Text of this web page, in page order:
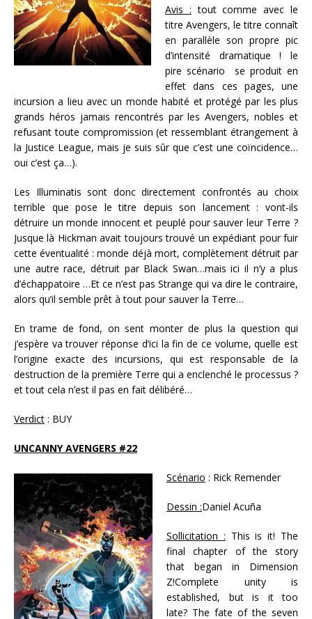
Avis : tout comme avec le
titre Avengers, le titre connaît
en parallèle son propre pic
d’intensité dramatique ! le
pire scénario se produit en
effet dans ces pages, une
incursion a lieu avec un monde habité et protégé par les plus
grands héros jamais rencontrés par les Avengers, nobles et
refusant toute compromission (et ressemblant étrangement à
la Justice League, mais je suis sûr que c’est une coïncidence…
oui c’est ça…).
Les Illuminatis sont donc directement confrontés au choix
terrible que pose le titre depuis son lancement : vont-ils
détruire un monde innocent et peuplé pour sauver leur Terre ?
Jusque là Hickman avait toujours trouvé un expédiant pour fuir
cette éventualité : monde déjà mort, complètement détruit par
une autre race, détruit par Black Swan…mais ici il n’y a plus
d’échappatoire …Et ce n’est pas Strange qui va dire le contraire,
alors qu’il semble prêt à tout pour sauver la Terre…
En trame de fond, on sent monter de plus la question qui
j’espère va trouver réponse d’ici la fin de ce volume, quelle est
l’origine exacte des incursions, qui est responsable de la
destruction de la première Terre qui a enclenché le processus ?
et tout cela n’est il pas en fait délibéré…
Verdict : BUY
UNCANNY AVENGERS #22
Scénario : Rick Remender
Dessin :Daniel Acuña
Sollicitation : This is it! The
final chapter of the story
that began in Dimension
Z!Complete unity is
established, but is it too
late? The fate of the seven